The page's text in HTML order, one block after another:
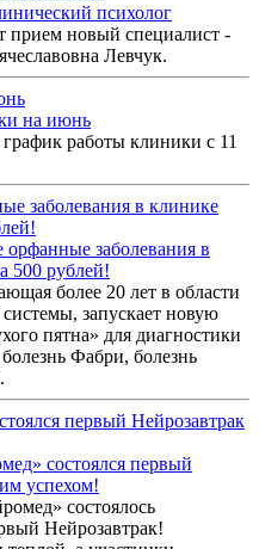
психолог
прием новый специалист -
Левчук.
на июнь
работы клиники с 11
орфанные заболевания в
500 рублей!
более 20 лет в области
запускает новую
пятна» для диагностики
Фабри, болезнь
состоялся первый
успехом!
состоялось
Нейрозавтрак!